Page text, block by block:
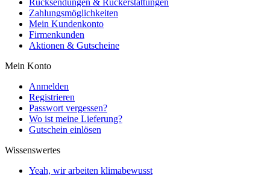
Rücksendungen & Rückerstattungen
Zahlungsmöglichkeiten
Mein Kundenkonto
Firmenkunden
Aktionen & Gutscheine
Mein Konto
Anmelden
Registrieren
Passwort vergessen?
Wo ist meine Lieferung?
Gutschein einlösen
Wissenswertes
Yeah, wir arbeiten klimabewusst